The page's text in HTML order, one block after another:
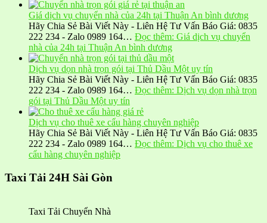
Giá dịch vụ chuyển nhà của 24h tại Thuận An bình dương
Hãy Chia Sẻ Bài Viết Này - Liên Hệ Tư Vấn Báo Giá: 0835
222 234 - Zalo 0989 164… Đọc thêm: Giá dịch vụ chuyển
nhà của 24h tại Thuận An bình dương
Dịch vụ dọn nhà trọn gói tại Thủ Dầu Một uy tín
Hãy Chia Sẻ Bài Viết Này - Liên Hệ Tư Vấn Báo Giá: 0835
222 234 - Zalo 0989 164… Đọc thêm: Dịch vụ dọn nhà trọn
gói tại Thủ Dầu Một uy tín
Dịch vụ cho thuê xe cẩu hàng chuyên nghiệp
Hãy Chia Sẻ Bài Viết Này - Liên Hệ Tư Vấn Báo Giá: 0835
222 234 - Zalo 0989 164… Đọc thêm: Dịch vụ cho thuê xe
cẩu hàng chuyên nghiệp
Taxi Tải 24H Sài Gòn
Taxi Tải Chuyển Nhà